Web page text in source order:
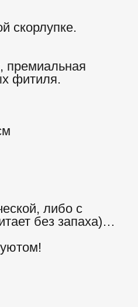
скорлупке.
премиальная
фитиля.
либо с
без запаха)…